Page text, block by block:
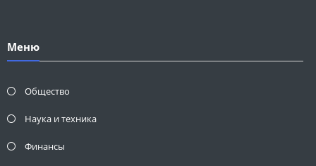
Меню
Общество
Наука и техника
Финансы